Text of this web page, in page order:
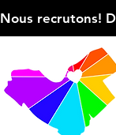
Nous recrutons!